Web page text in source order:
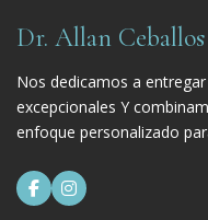
Dr. Allan Ceballos
Nos dedicamos a
excepcionales Y
enfoque personalizado
 